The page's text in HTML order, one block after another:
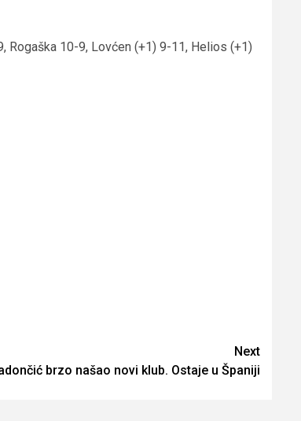
Rogaška 10-9, Lovćen (+1) 9-11, Helios (+1)
Next
brzo našao novi klub. Ostaje u Španiji